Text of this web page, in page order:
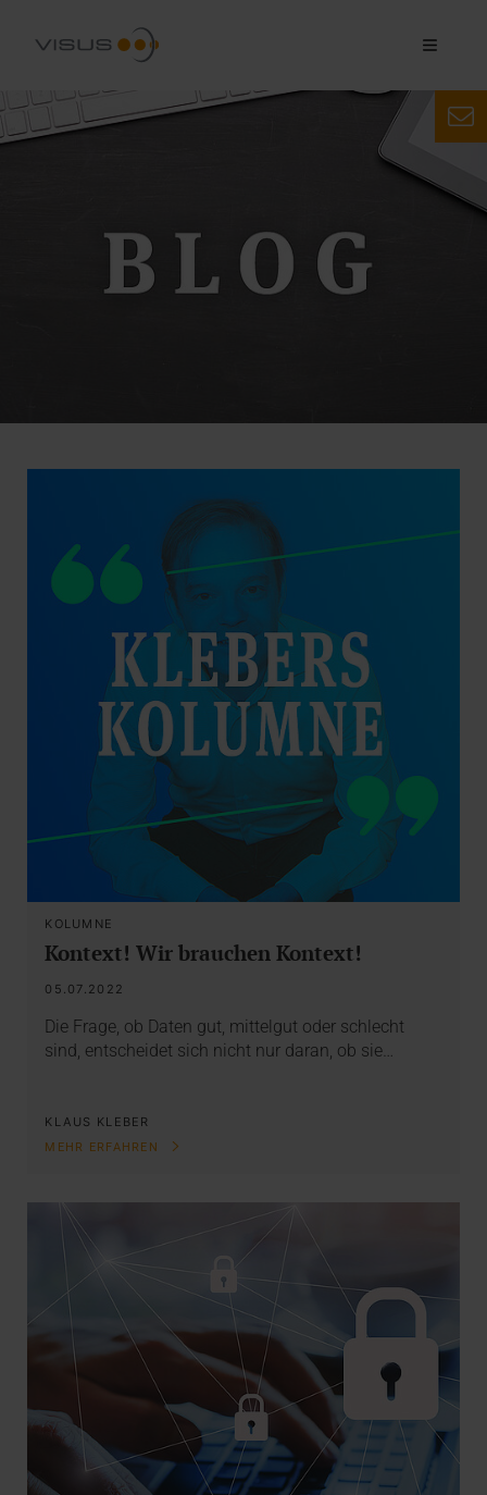
KOLUMNE
Kontext! Wir brauchen Kontext!
05.07.2022
Die Frage, ob Daten gut, mittelgut oder schlecht
sind, entscheidet sich nicht nur daran, ob sie…
KLAUS KLEBER
MEHR ERFAHREN